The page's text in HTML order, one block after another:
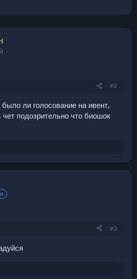
#2
ли голосование на ивент,
подозрительно что биошок
#3